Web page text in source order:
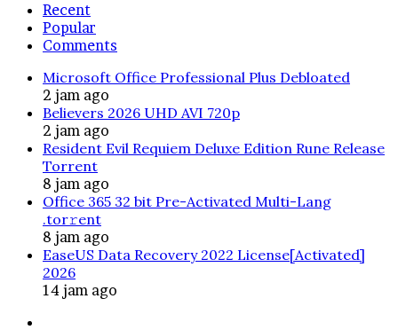
Recent
Popular
Comments
Microsoft Office Professional Plus Debloated
2 jam ago
Believers 2026 UHD AVI 720p
2 jam ago
Resident Evil Requiem Deluxe Edition Rune Release
Torrent
8 jam ago
Office 365 32 bit Pre-Activated Multi-Lang
.tоr𝚛еnt
8 jam ago
EaseUS Data Recovery 2022 License[Activated]
2026
14 jam ago